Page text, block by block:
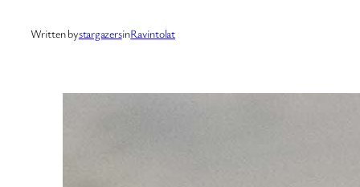
Written bystargazersinRavintolat